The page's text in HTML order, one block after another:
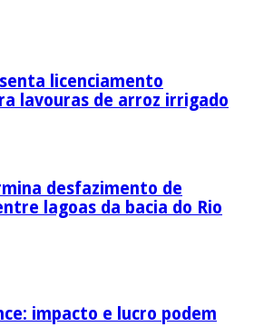
licenciamento
lavouras de arroz irrigado
desfazimento de
lagoas da bacia do Rio
impacto e lucro podem